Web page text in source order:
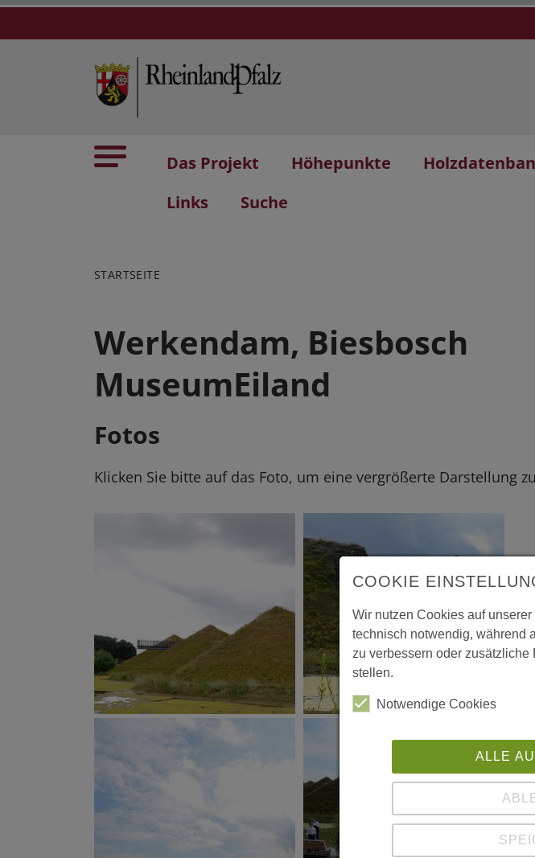
Das Projekt Höhepunkte
Links
Suche
STARTSEITE
Werkendam, Biesbosch
MuseumEiland
Fotos
Klicken Sie bitte auf das Foto, um eine vergrößerte Darstellung
COOKIE
Wir nutzen Cookies auf
technisch notwendig, während
zu verbessern oder
stellen.
Notwendige Cookies
ALLE